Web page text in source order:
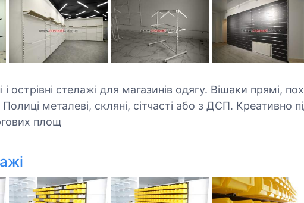
і острівні стелажі для магазинів одягу. Вішаки прямі,
Полиці металеві, скляні, сітчасті або з ДСП. Креативно
площ